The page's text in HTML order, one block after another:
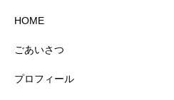
HOME
ごあいさつ
プロフィール